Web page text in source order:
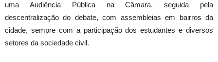
uma Audiência Pública na Câmara, seguida pela
descentralização do debate, com assembleias em bairros da
cidade, sempre com a participação dos estudantes e diversos
setores da sociedade civil.